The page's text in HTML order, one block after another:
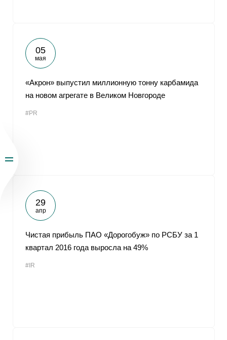
05
мая
«Акрон» выпустил миллионную тонну карбамида
на новом агрегате в Великом Новгороде
#PR
29
апр
Чистая прибыль ПАО «Дорогобуж» по РСБУ за 1
квартал 2016 года выросла на 49%
#IR